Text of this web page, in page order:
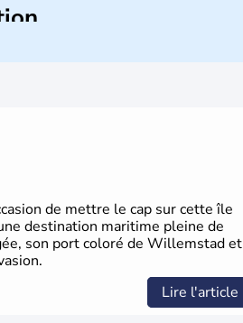
de mettre le cap sur cette île
destination maritime pleine de
son port coloré de Willemstad et
Lire l'article